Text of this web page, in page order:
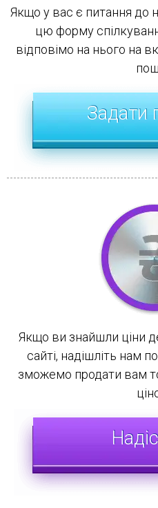
Якщо у вас є питання до
цю форму
відповімо на нього на
Задати
Якщо ви знайшли ціни
сайті, надішліть нам
зможемо продати вам